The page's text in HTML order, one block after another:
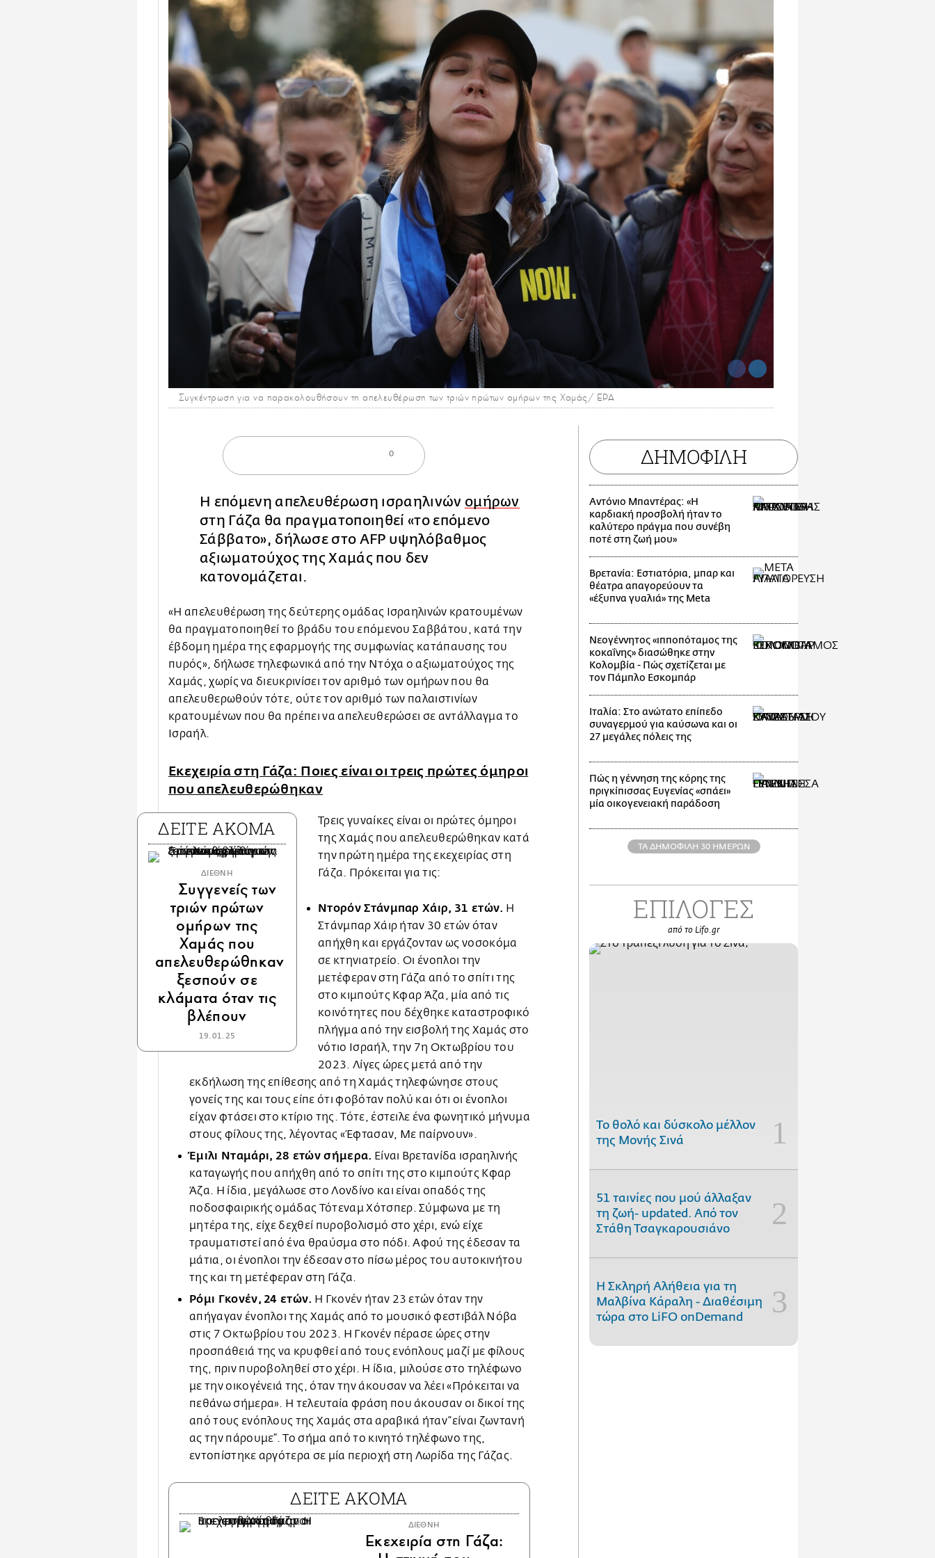
Συγκέντρωση για να παρακολουθήσουν τη απελευθέρωση των τριών πρώτων ομήρων της Χαμάς/ ΕΡΑ
0
Η επόμενη απελευθέρωση ισραηλινών ομήρων
στη Γάζα θα πραγματοποιηθεί «το επόμενο
Σάββατο», δήλωσε στο AFP υψηλόβαθμος
αξιωματούχος της Χαμάς που δεν
κατονομάζεται.
«Η απελευθέρωση της δεύτερης ομάδας Ισραηλινών κρατουμένων
θα πραγματοποιηθεί το βράδυ του επόμενου Σαββάτου, κατά την
έβδομη ημέρα της εφαρμογής της συμφωνίας κατάπαυσης του
πυρός», δήλωσε τηλεφωνικά από την Ντόχα ο αξιωματούχος της
Χαμάς, χωρίς να διευκρινίσει τον αριθμό των ομήρων που θα
απελευθερωθούν τότε, ούτε τον αριθμό των παλαιστινίων
κρατουμένων που θα πρέπει να απελευθερώσει σε αντάλλαγμα το
Ισραήλ.
Εκεχειρία στη Γάζα: Ποιες είναι οι τρεις πρώτες όμηροι
που απελευθερώθηκαν
ΔΕΙΤΕ ΑΚΟΜΑ
ΔΙΕΘΝΗ
Συγγενείς των
τριών πρώτων
ομήρων της
Χαμάς που
απελευθερώθηκαν
ξεσπούν σε
κλάματα όταν τις
βλέπουν
19.01.25
Τρεις γυναίκες είναι οι πρώτες όμηροι
της Χαμάς που απελευθερώθηκαν κατά
την πρώτη ημέρα της εκεχειρίας στη
Γάζα. Πρόκειται για τις:
Ντορόν Στάνμπαρ Χάιρ, 31 ετών. Η
Στάνμπαρ Χάιρ ήταν 30 ετών όταν
απήχθη και εργάζονταν ως νοσοκόμα
σε κτηνιατρείο. Οι ένοπλοι την
μετέφεραν στη Γάζα από το σπίτι της
στο κιμπούτς Κφαρ Άζα, μία από τις
κοινότητες που δέχθηκε καταστροφικό
πλήγμα από την εισβολή της Χαμάς στο
νότιο Ισραήλ, την 7η Οκτωβρίου του
2023. Λίγες ώρες μετά από την
εκδήλωση της επίθεσης από τη Χαμάς τηλεφώνησε στους
γονείς της και τους είπε ότι φοβόταν πολύ και ότι οι ένοπλοι
είχαν φτάσει στο κτίριο της. Τότε, έστειλε ένα φωνητικό μήνυμα
στους φίλους της, λέγοντας «Έφτασαν, Με παίρνουν».
Έμιλι Νταμάρι, 28 ετών σήμερα. Είναι Βρετανίδα ισραηλινής
καταγωγής που απήχθη από το σπίτι της στο κιμπούτς Κφαρ
Άζα. Η ίδια, μεγάλωσε στο Λονδίνο και είναι οπαδός της
ποδοσφαιρικής ομάδας Τότεναμ Χότσπερ. Σύμφωνα με τη
μητέρα της, είχε δεχθεί πυροβολισμό στο χέρι, ενώ είχε
τραυματιστεί από ένα θραύσμα στο πόδι. Αφού της έδεσαν τα
μάτια, οι ένοπλοι την έδεσαν στο πίσω μέρος του αυτοκινήτου
της και τη μετέφεραν στη Γάζα.
Ρόμι Γκονέν, 24 ετών. Η Γκονέν ήταν 23 ετών όταν την
απήγαγαν ένοπλοι της Χαμάς από το μουσικό φεστιβάλ Νόβα
στις 7 Οκτωβρίου του 2023. Η Γκονέν πέρασε ώρες στην
προσπάθειά της να κρυφθεί από τους ενόπλους μαζί με φίλους
της, πριν πυροβοληθεί στο χέρι. Η ίδια, μιλούσε στο τηλέφωνο
με την οικογένειά της, όταν την άκουσαν να λέει «Πρόκειται να
πεθάνω σήμερα». Η τελευταία φράση που άκουσαν οι δικοί της
από τους ενόπλους της Χαμάς στα αραβικά ήταν “είναι ζωντανή
ας την πάρουμε”. Το σήμα από το κινητό τηλέφωνο της,
εντοπίστηκε αργότερα σε μία περιοχή στη Λωρίδα της Γάζας.
ΔΕΙΤΕ ΑΚΟΜΑ
ΔΙΕΘΝΗ
Εκεχειρία στη Γάζα:
ΔΗΜΟΦΙΛΗ
Αντόνιο Μπαντέρας: «Η
καρδιακή προσβολή ήταν το
καλύτερο πράγμα που συνέβη
ποτέ στη ζωή μου»
Βρετανία: Εστιατόρια, μπαρ και
θέατρα απαγορεύουν τα
«έξυπνα γυαλιά» της Meta
Νεογέννητος «ιπποπόταμος της
κοκαΐνης» διασώθηκε στην
Κολομβία - Πώς σχετίζεται με
τον Πάμπλο Εσκομπάρ
Ιταλία: Στο ανώτατο επίπεδο
συναγερμού για καύσωνα και οι
27 μεγάλες πόλεις της
Πώς η γέννηση της κόρης της
πριγκίπισσας Ευγενίας «σπάει»
μία οικογενειακή παράδοση
ΤΑ ΔΗΜΟΦΙΛΗ 30 ΗΜΕΡΩΝ
ΕΠΙΛΟΓΕΣ
από το Lifo.gr
Το θολό και δύσκολο μέλλον
της Μονής Σινά
51 ταινίες που μού άλλαξαν
τη ζωή- updated. Aπό τον
Στάθη Τσαγκαρουσιάνο
Η Σκληρή Αλήθεια για τη
Μαλβίνα Κάραλη - Διαθέσιμη
τώρα στo LiFO onDemand